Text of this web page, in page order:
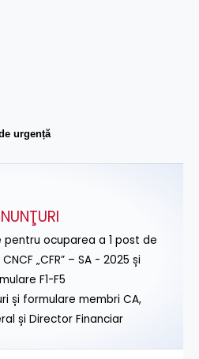
urgență
pentru ocuparea a 1 post de
„CFR” – SA - 2025 și
F1-F5
și formulare membri CA,
și Director Financiar